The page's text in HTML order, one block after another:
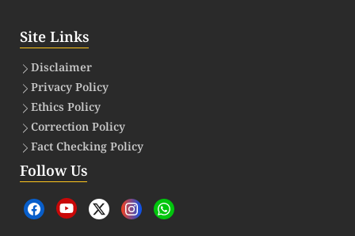
Site Links
Disclaimer
Privacy Policy
Ethics Policy
Correction Policy
Fact Checking Policy
Follow Us